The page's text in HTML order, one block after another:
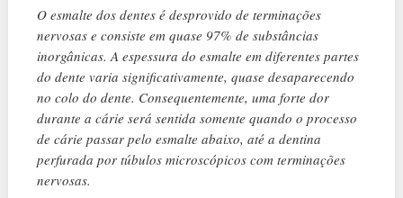
O esmalte dos dentes é desprovido de terminações
nervosas e consiste em quase 97% de substâncias
inorgânicas. A espessura do esmalte em diferentes partes
do dente varia significativamente, quase desaparecendo
no colo do dente. Consequentemente, uma forte dor
durante a cárie será sentida somente quando o processo
de cárie passar pelo esmalte abaixo, até a dentina
perfurada por túbulos microscópicos com terminações
nervosas.